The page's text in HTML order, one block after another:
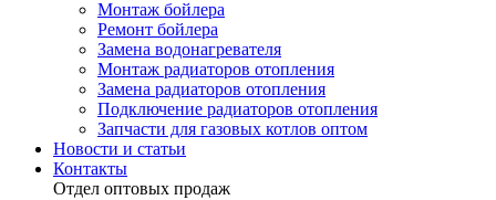
Монтаж бойлера
Ремонт бойлера
Замена водонагревателя
Монтаж радиаторов отопления
Замена радиаторов отопления
Подключение радиаторов отопления
Запчасти для газовых котлов оптом
Новости и статьи
Контакты
Отдел оптовых продаж